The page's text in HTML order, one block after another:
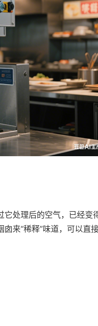
它处理后的空气，已经变
来“稀释”味道，可以直